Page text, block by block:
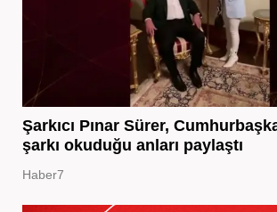
Şarkıcı Pınar Sürer,
şarkı okuduğu anları paylaştı
Haber7